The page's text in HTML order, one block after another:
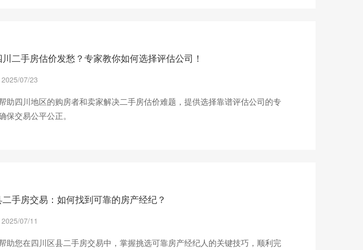
二手房估价发愁？专家教你如何选择评估公司！
07/23
助四川地区的购房者和卖家解决二手房估价难题，提供选择靠谱评估公司的专
保交易公平公正。
手房交易：如何找到可靠的房产经纪？
07/11
助您在四川区县二手房交易中，掌握挑选可靠房产经纪人的关键技巧，顺利完